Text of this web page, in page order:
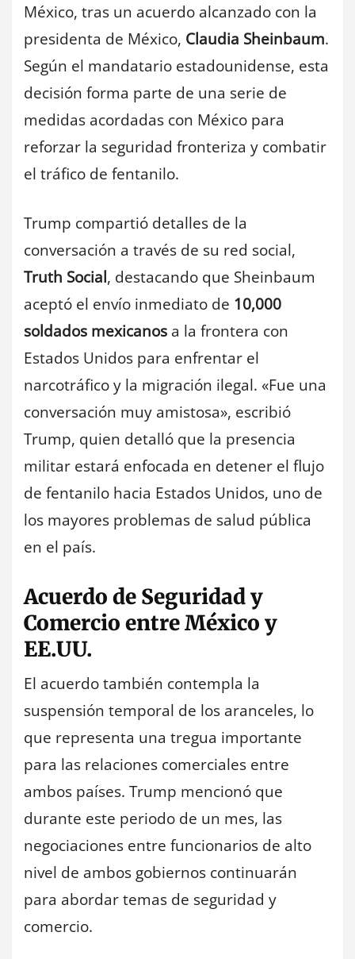
México, tras un acuerdo alcanzado con la
presidenta de México, Claudia Sheinbaum.
Según el mandatario estadounidense, esta
decisión forma parte de una serie de
medidas acordadas con México para
reforzar la seguridad fronteriza y combatir
el tráfico de fentanilo.
Trump compartió detalles de la
conversación a través de su red social,
Truth Social, destacando que Sheinbaum
aceptó el envío inmediato de 10,000
soldados mexicanos a la frontera con
Estados Unidos para enfrentar el
narcotráfico y la migración ilegal. «Fue una
conversación muy amistosa», escribió
Trump, quien detalló que la presencia
militar estará enfocada en detener el flujo
de fentanilo hacia Estados Unidos, uno de
los mayores problemas de salud pública
en el país.
Acuerdo de Seguridad y
Comercio entre México y
EE.UU.
El acuerdo también contempla la
suspensión temporal de los aranceles, lo
que representa una tregua importante
para las relaciones comerciales entre
ambos países. Trump mencionó que
durante este periodo de un mes, las
negociaciones entre funcionarios de alto
nivel de ambos gobiernos continuarán
para abordar temas de seguridad y
comercio.